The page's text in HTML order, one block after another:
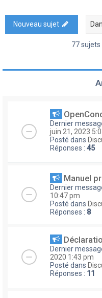
Nouveau sujet
77 sujets
Dernier
juin 21, 2023
Posté dans
Réponses : 45
Manuel
Dernier
10:47 pm
Posté dans
Réponses : 8
Dernier
2020 1:43 pm
Posté dans
Réponses : 11